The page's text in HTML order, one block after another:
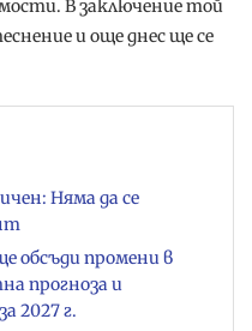
В заключение той
и още днес ще се
Няма да се
обсъди промени в
прогноза и
2027 г.